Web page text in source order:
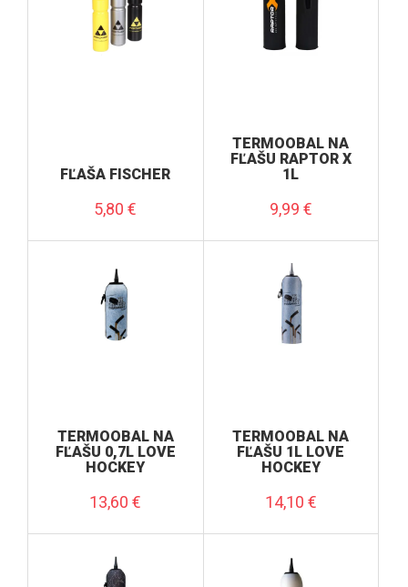
FĽAŠA FISCHER
5,80€
TERMOOBAL NA
FĽAŠU RAPTOR X
1L
9,99 €
TERMOOBAL NA
FĽAŠU 0,7L LOVE
HOCKEY
13,60€
TERMOOBAL NA
FĽAŠU 1L LOVE
HOCKEY
14,10 €